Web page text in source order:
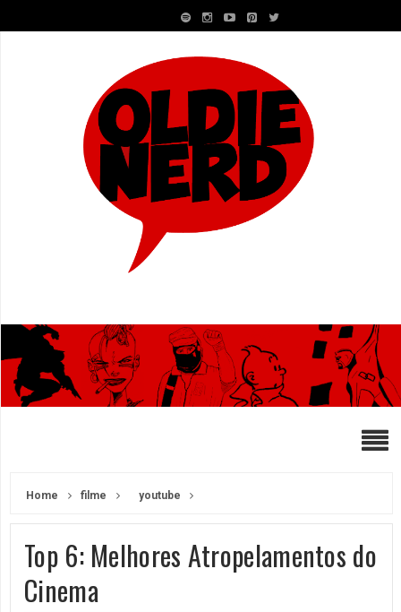
Home filme youtube
Top 6: Melhores Atropelamentos do
Cinema